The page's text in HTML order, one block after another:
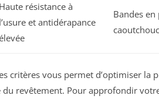
Haute résistance à
l’usure et antidérapance
Bandes
critères vous permet d’optimiser la
du revêtement. Pour approfondir